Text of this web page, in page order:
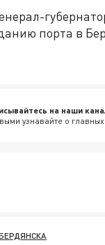
порта в
на наши
узнавайте о